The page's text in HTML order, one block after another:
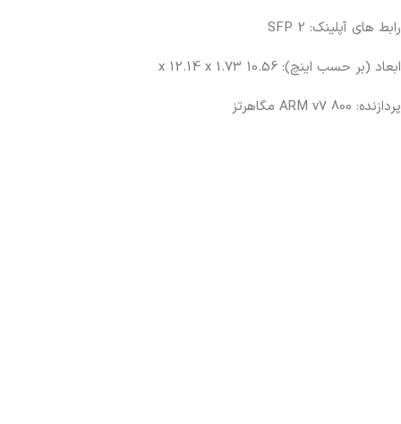
رابط های آپلینک: 2 SFP
ابعاد (بر حسب اینچ): 10.56 x 12.14 x 1.73
پردازنده: ARM v7 800 مگاهرتز